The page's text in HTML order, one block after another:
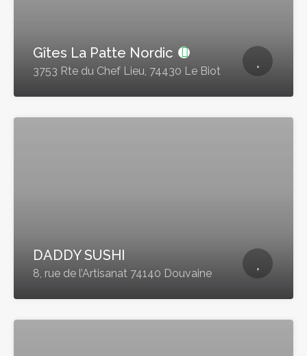
Gîtes La Patte Nordic
3753 Rte du Chef Lieu, 74430 Le Biot
DADDY SUSHI
8, rue de l’Artisanat 74140 Douvaine